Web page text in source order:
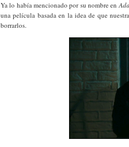
Ya lo había mencionado por su nombre en
una película basada en la idea de que
borrarlos.